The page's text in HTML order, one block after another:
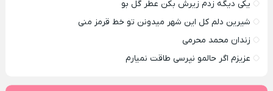
یکی دیگه زدم زیرش بکن عطر گل بو
شیرین دلم کل این شهر میدونن تو خط قرمز منی
زندان محمد محرمی
عزیزم اگر حالمو نپرسی طاقت نمیارم